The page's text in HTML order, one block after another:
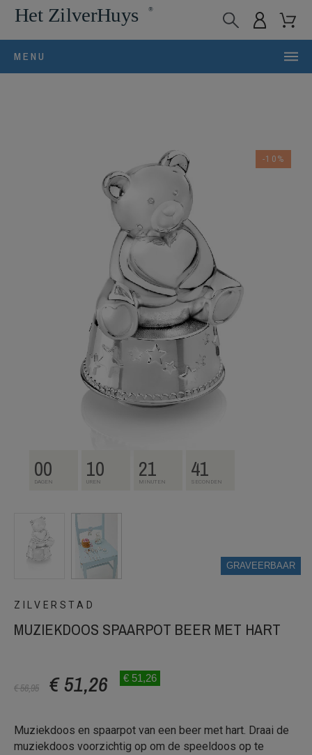
MENU
-10%
GRAVEERBAAR
00
DAGEN 10
UREN 21
MINUTEN 40
SECONDEN
ZILVERSTAD
MUZIEKDOOS SPAARPOT BEER MET HART
€ 56,95 € 51,26 € 51,26
Muziekdoos en spaarpot van een beer met hart. Draai de
muziekdoos voorzichtig op om de speeldoos op te